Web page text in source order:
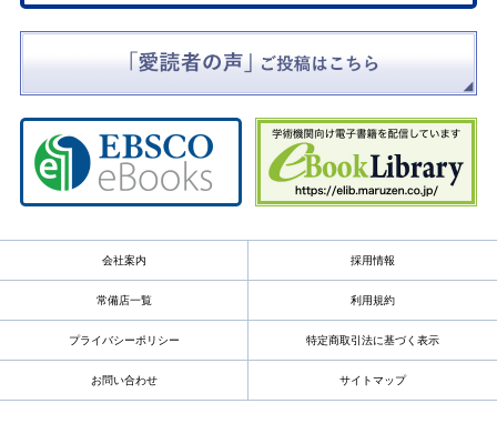
会社案内 採用情報
常備店一覧 利用規約
プライバシーポリシー 特定商取引法に基づく表示
お問い合わせ サイトマップ